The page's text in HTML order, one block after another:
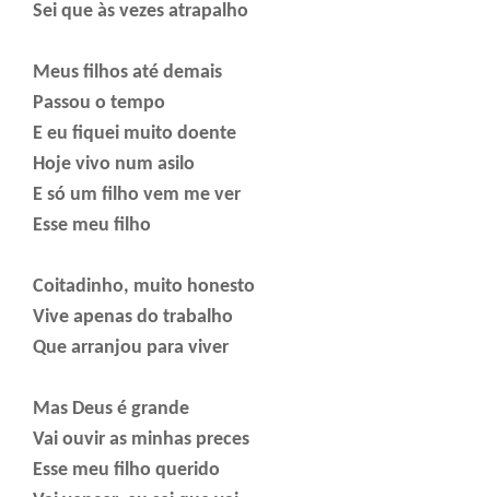
Sei que às vezes atrapalho
Meus filhos até demais
Passou o tempo
E eu fiquei muito doente
Hoje vivo num asilo
E só um filho vem me ver
Esse meu filho
Coitadinho, muito honesto
Vive apenas do trabalho
Que arranjou para viver
Mas Deus é grande
Vai ouvir as minhas preces
Esse meu filho querido